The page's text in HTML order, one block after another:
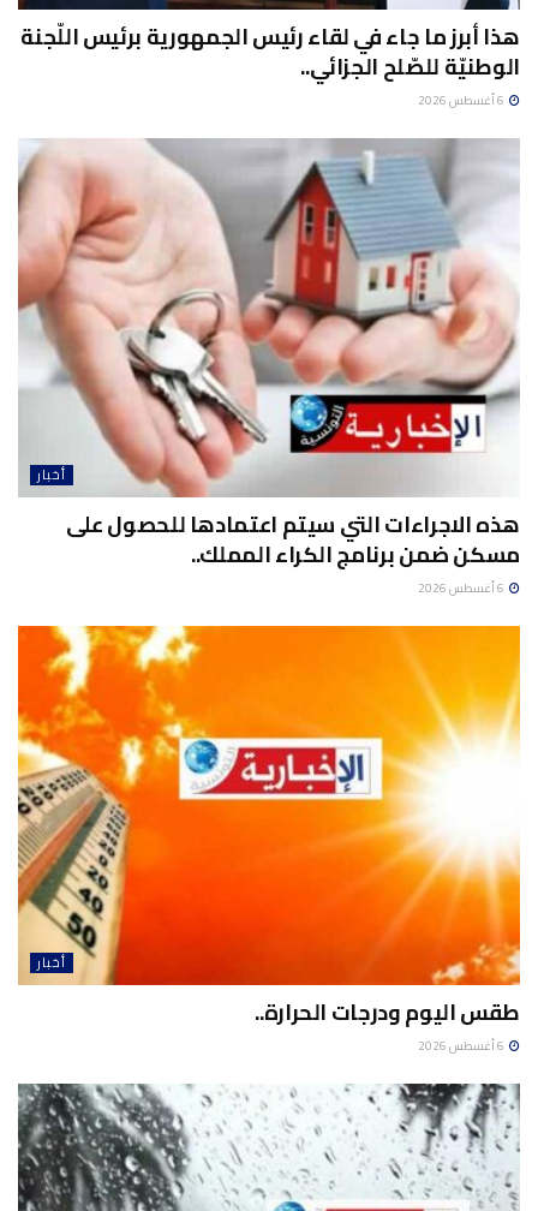
هذا أبرز ما جاء في لقاء رئيس الجمهورية برئيس اللّجنة
الوطنيّة للصّلح الجزائي..
أخبار
هذه الاجراءات التي سيتم اعتمادها للحصول على
مسكن ضمن برنامج الكراء المملك..
أخبار
طقس اليوم ودرجات الحرارة..